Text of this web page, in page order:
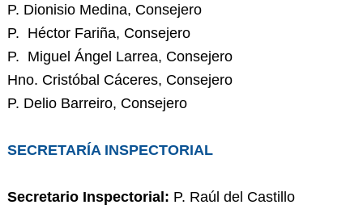
P. Dionisio Medina, Consejero
P. Héctor Fariña, Consejero
P. Miguel Ángel Larrea, Consejero
Hno. Cristóbal Cáceres, Consejero
P. Delio Barreiro, Consejero
SECRETARÍA INSPECTORIAL
Secretario Inspectorial: P. Raúl del Castillo